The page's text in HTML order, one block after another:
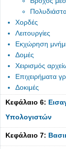
Χορδές
Λειτουργίες
Εκχώρηση
Δομές
Χειρισμός
Επιχειρήματα
Δοκιμές
Κεφάλαιο 6:
Υπολογιστών
Κεφάλαιο 7: